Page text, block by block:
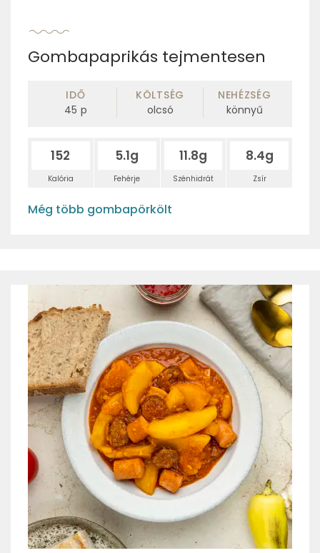
Gombapaprikás tejmentesen
IDŐ
45 p
KÖLTSÉG
olcsó
NEHÉZSÉG
könnyű
152
Kalória
5.1g
Fehérje
11.8g
Szénhidrát
8.4g
Zsír
Még több gombapörkölt